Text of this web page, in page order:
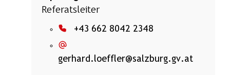
Referatsleiter
+43 662 8042 2348
gerhard.loeffler@salzburg.gv.at